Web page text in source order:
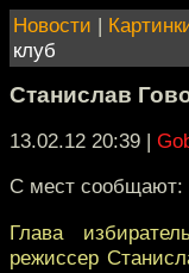
Новости |
клуб
Станислав
13.02.12 20:39 |
C мест сообщают:
Глава
режиссер